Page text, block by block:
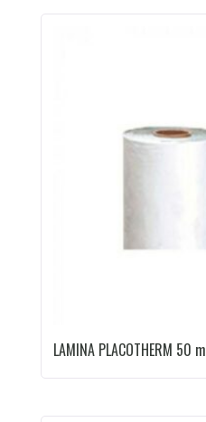
LAMINA PLACOTHERM 50 m